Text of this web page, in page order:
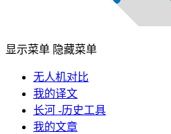
显示菜单 隐藏菜单
无人机对比
我的译文
长河 -历史工具
我的文章